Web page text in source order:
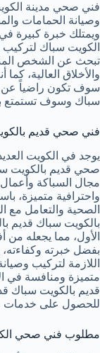
فني صحي مدينة
وصيانة الحمامات
ويمتلك خبرة كبيرة
الكويت سباك لتركيب
تبحث عن الشخص
سوف تكون راضياً عن
سباك وسوف تستمتع
فني صحي قديم
يوجد في الكويت
صحي قديم بالكويت
مجال السباكة
واحترافية متميزة،
الصحية والتعامل مع
بالكويت سباك قديم
الأول، مما يجعله
بفضل خبرته
اللازمة لتركيب
متميزة ومنافسة في
قديم بالكويت سباك
للحصول على خدمات
مطلوب فني صحي